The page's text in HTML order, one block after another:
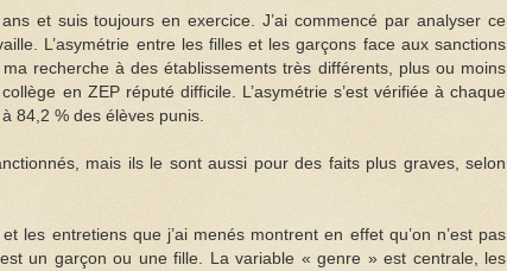
et suis toujours en exercice. J’ai commencé par analyser ce
L’asymétrie entre les filles et les garçons face aux sanctions
ma recherche à des établissements très différents, plus ou moins
en ZEP réputé difficile. L’asymétrie s’est vérifiée à chaque
84,2 % des élèves punis.
mais ils le sont aussi pour des faits plus graves, selon
les entretiens que j’ai menés montrent en effet qu’on n’est pas
un garçon ou une fille. La variable « genre » est centrale, les